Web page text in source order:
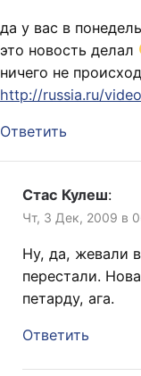
да у вас в
это новость делал
ничего не
http://russia.ru/
Ответить
Стас Кулеш:
Чт, 3 Дек, 2009 в
Ну, да, жевали
перестали.
петарду, ага.
Ответить